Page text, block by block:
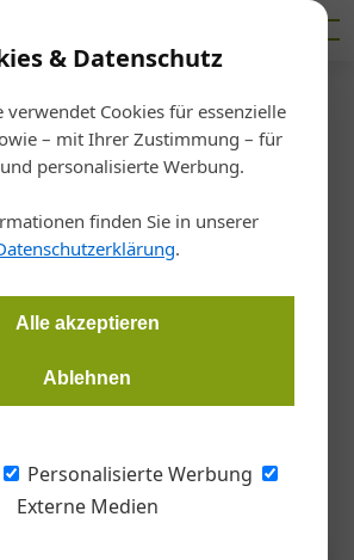
& Datenschutz
verwendet Cookies für essenzielle
– mit Ihrer Zustimmung – für
personalisierte Werbung.
finden Sie in unserer
.
Alle akzeptieren
Ablehnen
Personalisierte Werbung
Externe Medien
/Bundesinnung Bau
Sanierung
bis 2030
soll langfristig wirksame Anreize
gestellt werden.